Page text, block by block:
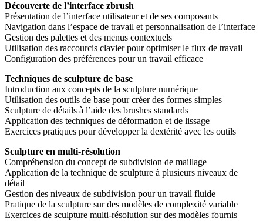
Découverte de l’interface zbrush
Présentation de l’interface utilisateur et de ses composants
Navigation dans l’espace de travail et personnalisation de l’interface
Gestion des palettes et des menus contextuels
Utilisation des raccourcis clavier pour optimiser le flux de travail
Configuration des préférences pour un travail efficace
Techniques de sculpture de base
Introduction aux concepts de la sculpture numérique
Utilisation des outils de base pour créer des formes simples
Sculpture de détails à l’aide des brushes standards
Application des techniques de déformation et de lissage
Exercices pratiques pour développer la dextérité avec les outils
Sculpture en multi-résolution
Compréhension du concept de subdivision de maillage
Application de la technique de sculpture à plusieurs niveaux de
détail
Gestion des niveaux de subdivision pour un travail fluide
Pratique de la sculpture sur des modèles de complexité variable
Exercices de sculpture multi-résolution sur des modèles fournis